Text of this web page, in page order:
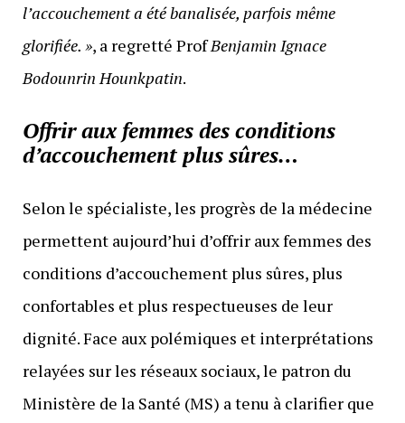
l’accouchement a été banalisée, parfois même
glorifiée. », a regretté ProfBenjamin Ignace
Bodounrin Hounkpatin.
Offrir aux femmes des conditions
d’accouchement plus sûres…
Selon le spécialiste, les progrès de la médecine
permettent aujourd’hui d’offrir aux femmes des
conditions d’accouchement plus sûres, plus
confortables et plus respectueuses de leur
dignité. Face aux polémiques et interprétations
relayées sur les réseaux sociaux, le patron du
Ministère de la Santé (MS) a tenu à clarifier que